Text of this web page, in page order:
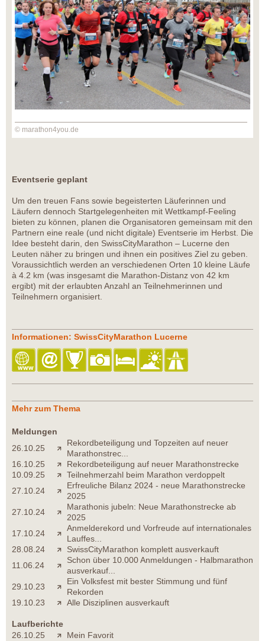
© marathon4you.de
Eventserie geplant
Um den treuen Fans sowie begeisterten Läuferinnen und
Läufern dennoch Startgelegenheiten mit Wettkampf-Feeling
bieten zu können, planen die Organisatoren gemeinsam mit den
Partnern eine reale (und nicht digitale) Eventserie im Herbst. Die
Idee besteht darin, den SwissCityMarathon – Lucerne den
Leuten näher zu bringen und ihnen ein positives Ziel zu geben.
Voraussichtlich werden an verschiedenen Orten 10 kleine Läufe
à 4.2 km (was insgesamt die Marathon-Distanz von 42 km
ergibt) mit der erlaubten Anzahl an Teilnehmerinnen und
Teilnehmern organisiert.
Informationen: SwissCityMarathon Lucerne
Mehr zum Thema
Meldungen
26.10.25
Rekordbeteiligung und Topzeiten auf neuer
Marathonstrec...
16.10.25
Rekordbeteiligung auf neuer Marathonstrecke
10.09.25
Teilnehmerzahl beim Marathon verdoppelt
27.10.24
Erfreuliche Bilanz 2024 - neue Marathonstrecke
2025
27.10.24
Marathonis jubeln: Neue Marathonstrecke ab
2025
17.10.24
Anmelderekord und Vorfreude auf internationales
Lauffes...
28.08.24
SwissCityMarathon komplett ausverkauft
11.06.24
Schon über 10.000 Anmeldungen - Halbmarathon
ausverkauf...
29.10.23
Ein Volksfest mit bester Stimmung und fünf
Rekorden
19.10.23
Alle Disziplinen ausverkauft
Laufberichte
26.10.25
Mein Favorit